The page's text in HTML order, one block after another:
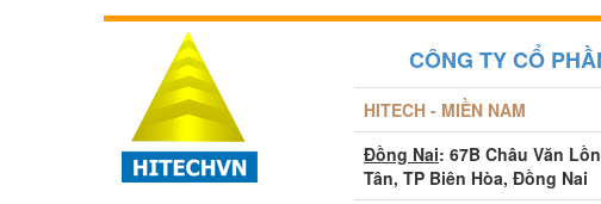
CÔNG TY CỔ
HITECH - MIỀN NAM
Đồng Nai: 67B Châu Văn
Tân, TP Biên Hòa, Đồng Nai